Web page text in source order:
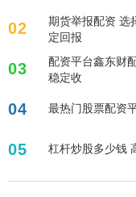
02
期货举报配资 选
定回报
03
配资平台鑫东财
稳定收
04 最热门股票配资
05 杠杆炒股多少钱